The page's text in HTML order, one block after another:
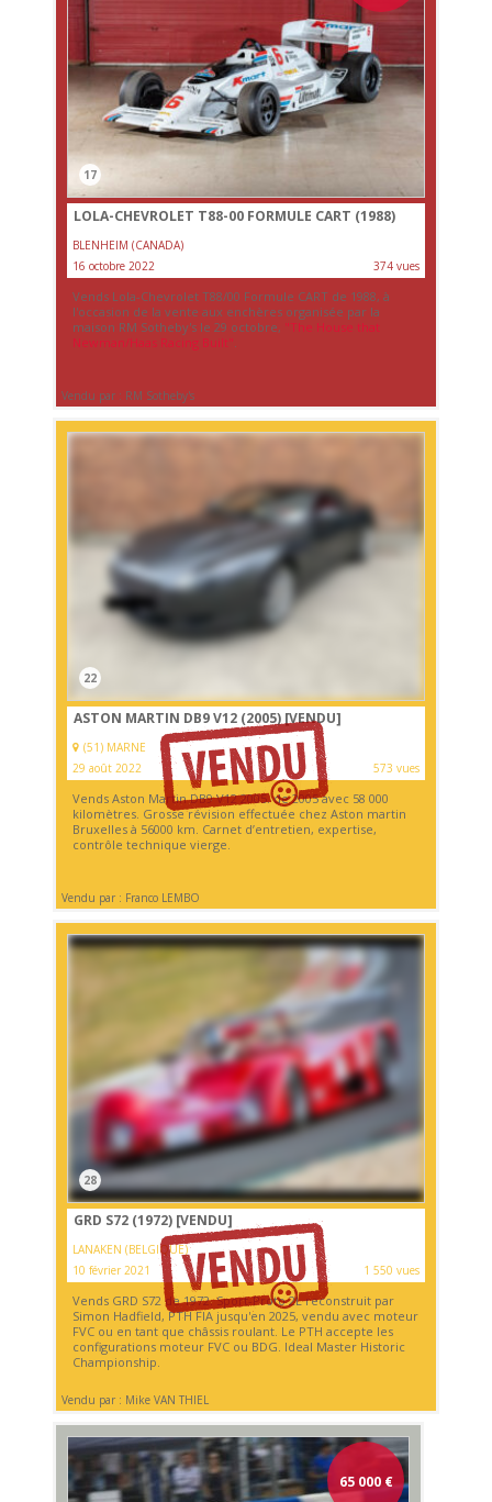
17
LOLA-CHEVROLET T88-00 FORMULE CART (1988)
BLENHEIM (CANADA)
16 octobre 2022
374 vues
Vends Lola-Chevrolet T88/00 Formule CART de 1988, à
l'occasion de la vente aux enchères organisée par la
maison RM Sotheby's le 29 octobre, "The House that
Newman/Haas Racing Built"
Vendu par : RM Sotheby's
22
ASTON MARTIN DB9 V12 (2005) [VENDU]
(51) MARNE
29 août 2022
573 vues
Vends Aston Martin DB9 V12 2005. de 2005 avec 58 000
kilomètres. Grosse révision effectuée chez Aston martin
Bruxelles à 56000 km. Carnet d’entretien, expertise,
contrôle technique vierge.
Vendu par : Franco LEMBO
28
GRD S72 (1972) [VENDU]
LANAKEN (BELGIQUE)
10 février 2021
1 550 vues
Vends GRD S72 de 1972. Sport-Proto 2L reconstruit par
Simon Hadfield, PTH FIA jusqu'en 2025, vendu avec moteur
FVC ou en tant que châssis roulant. Le PTH accepte les
configurations moteur FVC ou BDG. Ideal Master Historic
Championship.
Vendu par : Mike VAN THIEL
65 000€